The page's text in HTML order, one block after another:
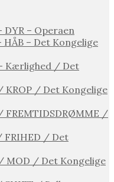
DYR – Operaen
HÅB – Det Kongelige
Kærlighed / Det
KROP / Det Kongelige
FREMTIDSDRØMME /
FRIHED / Det
MOD / Det Kongelige